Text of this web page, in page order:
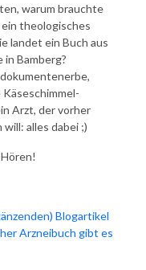
warum brauchte
theologisches
landet ein Buch aus
in Bamberg?
Arzt, der vorher
alles dabei ;)
Blogartikel
Arzneibuch gibt es